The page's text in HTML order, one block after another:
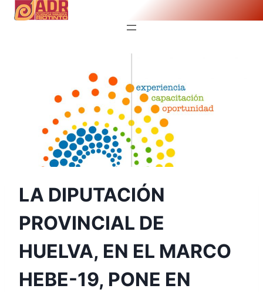
Saltar
LA DIPUTACIÓN
PROVINCIAL DE
HUELVA, EN EL MARCO
HEBE-19, PONE EN